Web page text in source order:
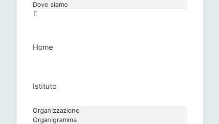
Dove siamo
Home
Istituto
Organizzazione
Organigramma